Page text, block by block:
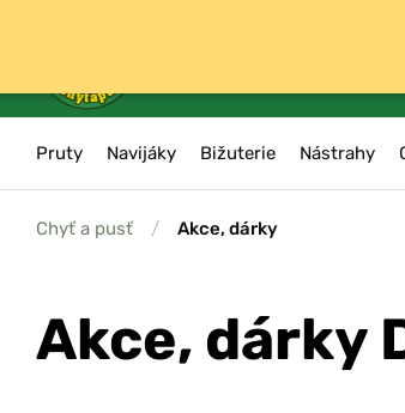
Pruty Navijáky Bižuterie Nástrahy
Chyť a pusť / Akce, dárky
Akce, dárky